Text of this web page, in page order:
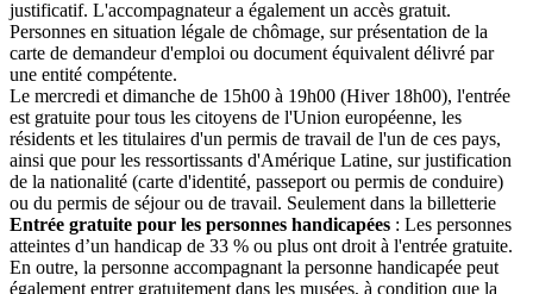
justificatif. L'accompagnateur a également un accès gratuit.
Personnes en situation légale de chômage, sur présentation de la
carte de demandeur d'emploi ou document équivalent délivré par
une entité compétente.
Le mercredi et dimanche de 15h00 à 19h00 (Hiver 18h00), l'entrée
est gratuite pour tous les citoyens de l'Union européenne, les
résidents et les titulaires d'un permis de travail de l'un de ces pays,
ainsi que pour les ressortissants d'Amérique Latine, sur justification
de la nationalité (carte d'identité, passeport ou permis de conduire)
ou du permis de séjour ou de travail. Seulement dans la billetterie
Entrée gratuite pour les personnes handicapées : Les personnes
atteintes d’un handicap de 33 % ou plus ont droit à l'entrée gratuite.
En outre, la personne accompagnant la personne handicapée peut
également entrer gratuitement dans les musées, à condition que la